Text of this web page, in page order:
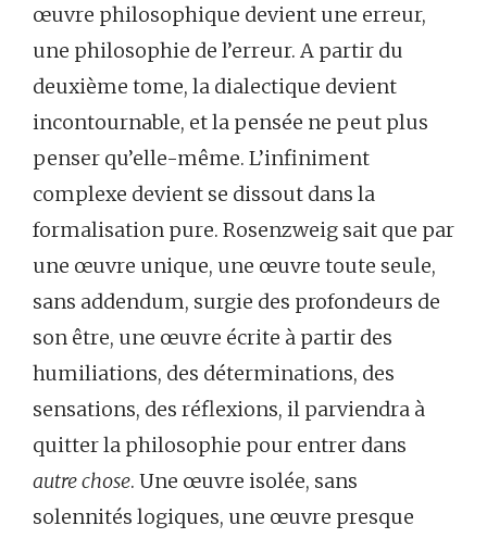
œuvre philosophique devient une erreur,
une philosophie de l’erreur. A partir du
deuxième tome, la dialectique devient
incontournable, et la pensée ne peut plus
penser qu’elle-même. L’infiniment
complexe devient se dissout dans la
formalisation pure. Rosenzweig sait que par
une œuvre unique, une œuvre toute seule,
sans addendum, surgie des profondeurs de
son être, une œuvre écrite à partir des
humiliations, des déterminations, des
sensations, des réflexions, il parviendra à
quitter la philosophie pour entrer dans
autre chose. Une œuvre isolée, sans
solennités logiques, une œuvre presque